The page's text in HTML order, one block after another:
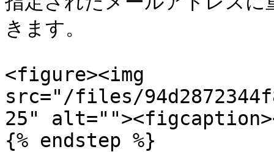
きます。
<figure><img
src="/files/
25"
{% endstep %}